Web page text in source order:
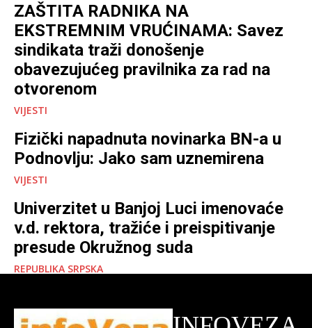
ZAŠTITA RADNIKA NA
EKSTREMNIM VRUĆINAMA: Savez
sindikata traži donošenje
obavezujućeg pravilnika za rad na
otvorenom
VIJESTI
Fizički napadnuta novinarka BN-a u
Podnovlju: Jako sam uznemirena
VIJESTI
Univerzitet u Banjoj Luci imenovaće
v.d. rektora, tražiće i preispitivanje
presude Okružnog suda
REPUBLIKA SRPSKA